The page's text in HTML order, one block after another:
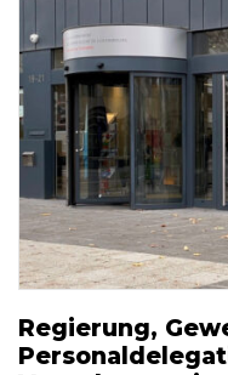
Regierung,